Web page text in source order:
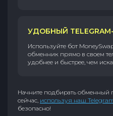
УДОБНЫЙ
Используйте бот
обменник прямо в своем
удобнее и быстрее, чем
Начните подбирать
сейчас, используя наш
безопасно!